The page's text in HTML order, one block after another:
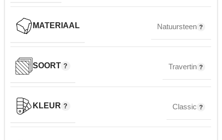
MATERIAAL Natuursteen
SOORT Travertin
KLEUR Classic